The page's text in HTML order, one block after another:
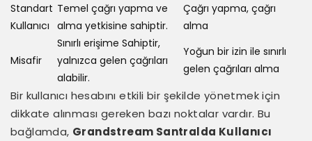
Standart
Kullanıcı
Temel çağrı yapma ve
alma yetkisine sahiptir.
Çağrı yapma, çağrı
alma
Misafir
Sınırlı erişime Sahiptir,
yalnızca gelen çağrıları
alabilir.
Yoğun bir izin ile sınırlı
gelen çağrıları alma
Bir kullanıcı hesabını etkili bir şekilde yönetmek için
dikkate alınması gereken bazı noktalar vardır. Bu
bağlamda, Grandstream Santralda Kullanıcı